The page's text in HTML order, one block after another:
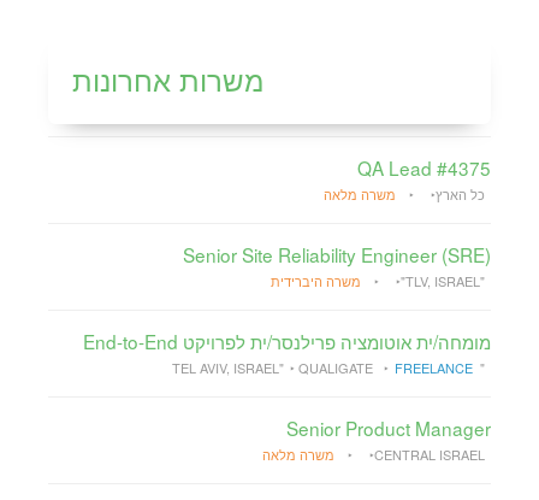
משרות אחרונות
QA Lead #4375
כל הארץ משרה מלאה
Senior Site Reliability Engineer (SRE)
"TLV, ISRAEL" משרה היברידית
מומחה/ית אוטומציה פרילנסר/ית לפרויקט End-to-End
"TEL AVIV, ISRAEL"
QUALIGATE FREELANCE
Senior Product Manager
CENTRAL ISRAEL משרה מלאה